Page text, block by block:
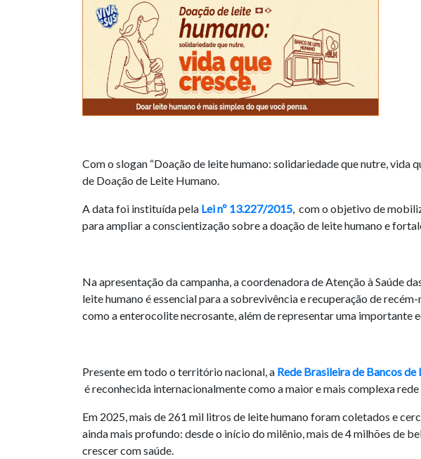
Com o slogan “Doação de leite humano: solidariedade que nutre, vida
de Doação de Leite Humano.
A data foi instituída pela Lei nº 13.227/2015, com o objetivo de
para ampliar a conscientização sobre a doação de leite humano e
Na apresentação da campanha, a coordenadora de Atenção à Saúde
leite humano é essencial para a sobrevivência e recuperação de
como a enterocolite necrosante, além de representar uma importante
Presente em todo o território nacional, a Rede Brasileira de Bancos
é reconhecida internacionalmente como a maior e mais complexa
Em 2025, mais de 261 mil litros de leite humano foram coletados e
ainda mais profundo: desde o início do milênio, mais de 4 milhões de
crescer com saúde.